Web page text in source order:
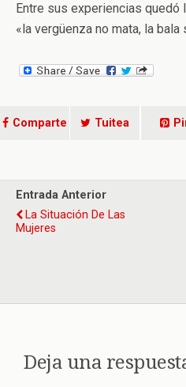
Entre sus experiencias quedó
«la vergüenza no mata, la bala
Comparte Tuitea
Entrada Anterior
La Situación De Las
Mujeres
Deja una